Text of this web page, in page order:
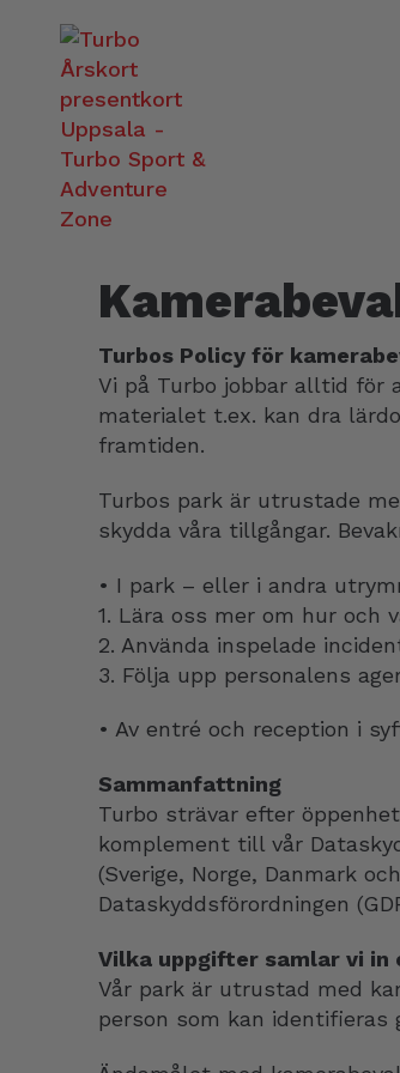
Turbos Policy för
Vi på Turbo jobbar alltid för
materialet t.ex. kan dra
framtiden.
Turbos park är utrustade
skydda våra tillgångar.
• I park – eller i andra
1. Lära oss mer om hur och
2. Använda inspelade
3. Följa upp personalens
• Av entré och reception i
Sammanfattning
Turbo strävar efter
komplement till vår
(Sverige, Norge, Danmark
Dataskyddsförordningen
Vilka uppgifter samlar vi in
Vår park är utrustad med
person som kan identifieras